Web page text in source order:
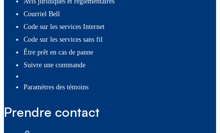
Courriel Bell
Code sur les services Internet
Code sur les services sans fil
Être prêt en cas de panne
Suivre une commande
paramètres des témoins
Prendre contact